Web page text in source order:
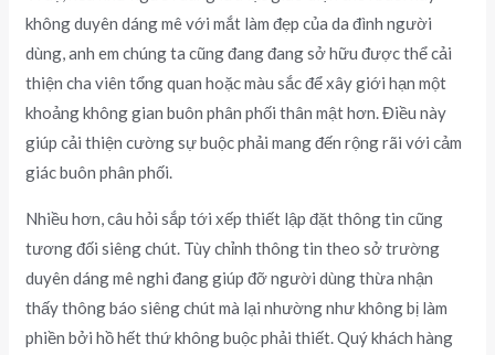
không duyên dáng mê với mắt làm đẹp của da đình người
dùng, anh em chúng ta cũng đang đang sở hữu được thể cải
thiện cha viên tổng quan hoặc màu sắc để xây giới hạn một
khoảng không gian buôn phân phối thân mật hơn. Điều này
giúp cải thiện cường sự buộc phải mang đến rộng rãi với cảm
giác buôn phân phối.
Nhiều hơn, câu hỏi sắp tới xếp thiết lập đặt thông tin cũng
tương đối siêng chút. Tùy chỉnh thông tin theo sở trường
duyên dáng mê nghi đang giúp đỡ người dùng thừa nhận
thấy thông báo siêng chút mà lại nhường như không bị làm
phiền bởi hồ hết thứ không buộc phải thiết. Quý khách hàng